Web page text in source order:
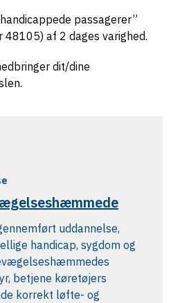
passagerer”
48105) af 2 dages varighed.
dit/dine
uddannelse,
handicap, sygdom og
betjene køretøjers
korrekt løfte- og